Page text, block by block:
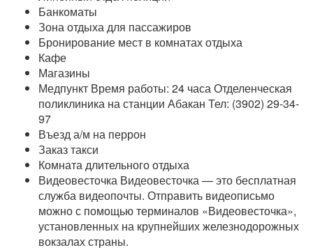
Банкоматы
Зона отдыха для пассажиров
Бронирование мест в комнатах отдыха
Кафе
Магазины
Медпункт Время работы: 24 часа Отделенческая
поликлиника на станции Абакан Тел: (3902) 29-34-
97
Въезд а/м на перрон
Заказ такси
Комната длительного отдыха
Видеовесточка Видеовесточка — это бесплатная
служба видеопочты. Отправить видеописьмо
можно с помощью терминалов «Видеовесточка»,
установленных на крупнейших железнодорожных
вокзалах страны.